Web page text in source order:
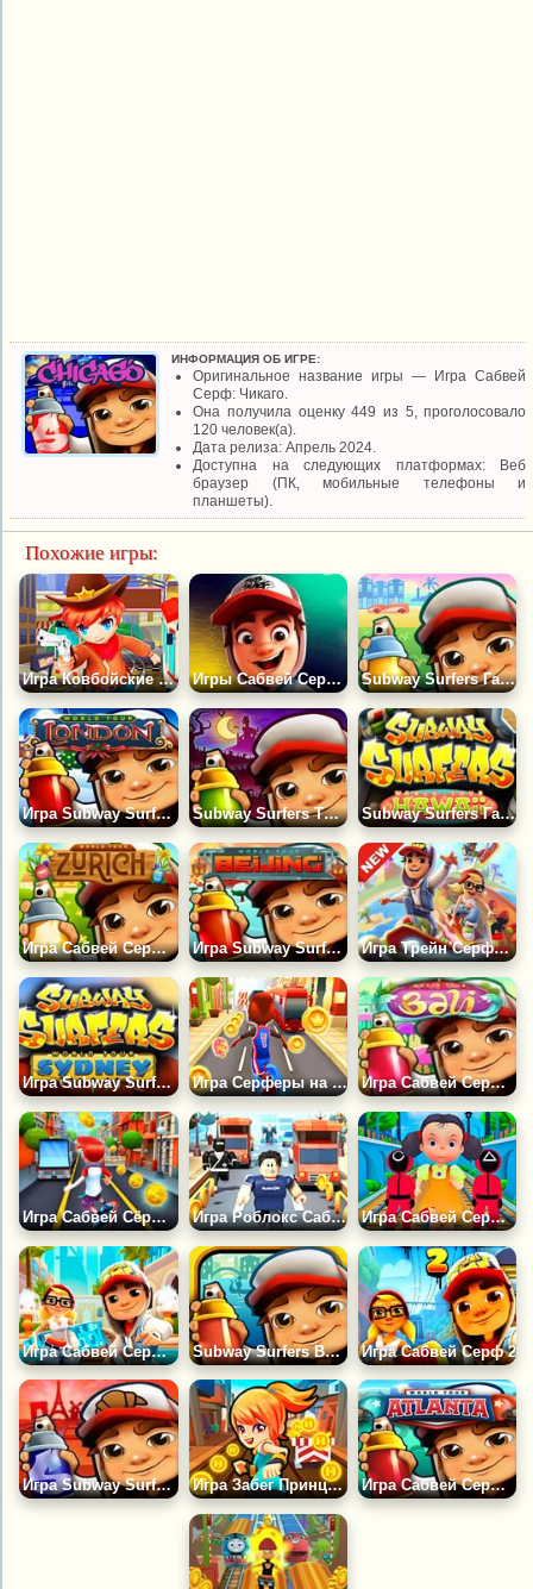
ИНФОРМАЦИЯ ОБ ИГРЕ:
Оригинальное название игры — Игра Сабвей
Серф: Чикаго.
Она получила оценку 449 из 5, проголосовало
120 человек(а).
Дата релиза: Апрель 2024.
Доступна на следующих платформах: Веб
браузер (ПК, мобильные телефоны и
планшеты).
Похожие игры:
Игра Ковбойские Бегуны Игры Сабвей Серф: Стек Subway Surfers Гавана
Игра Subway Surfers Лондон Subway Surfers Трансильвания Subway Surfers Гавайи
Игра Сабвей Серф Цюрих Игра Subway Surfers Пекин 2020 - Beijing Игра Трейн Серферс
Игра Subway Surfers Сидней Игра Серферы на Скейтбордах Игра Сабвей Серф: Бали
Игра Сабвей Сёрф: Копия Игра Роблокс Сабвей Серф Игра Сабвей Серф: Игра в Кальмара
Игра Сабвей Серф Дубаи Subway Surfers Венеция Игра Сабвей Серф 2
Игра Subway Surfers Париж - Paris Игра Забег Принцессы Метро Игра Сабвей Серф: Атланта